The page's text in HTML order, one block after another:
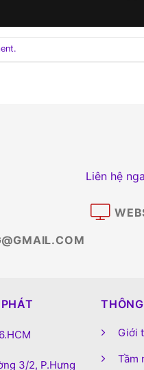
.
Liên hệ
3/2, P.Hưng
Giới
Tầm